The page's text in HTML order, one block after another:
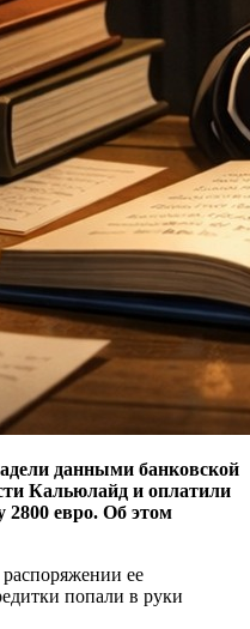
данными банковской
Кальюлайд и оплатили
2800 евро. Об этом
ее
попали в руки